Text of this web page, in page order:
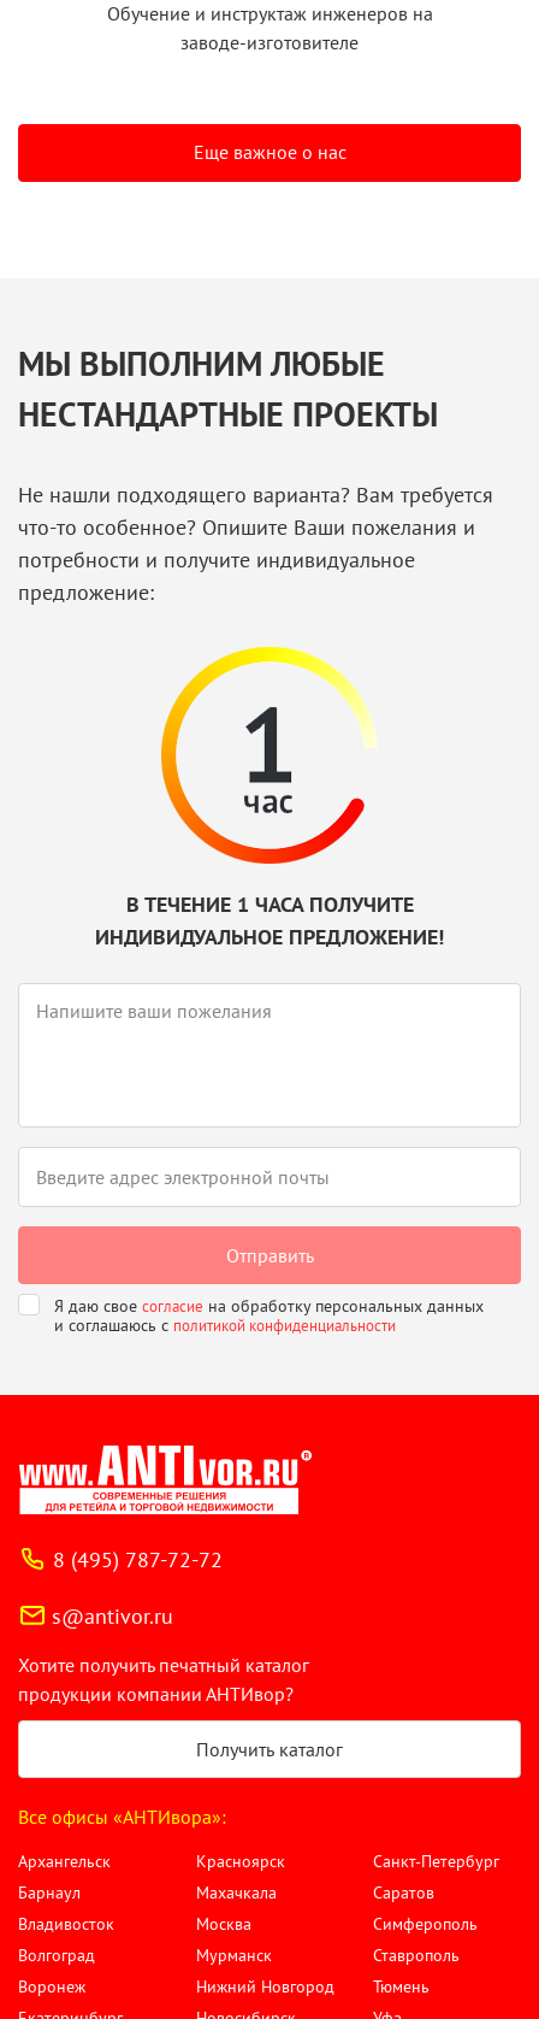
Обучение и инструктажинженеров на
заводе-изготовителе
Еще важное о нас
МЫ ВЫПОЛНИМ ЛЮБЫЕ
НЕСТАНДАРТНЫЕ ПРОЕКТЫ
Не нашли подходящего варианта? Вам требуется
что-то особенное? Опишите Ваши пожелания и
потребности и получите индивидуальное
предложение:
В ТЕЧЕНИЕ 1 ЧАСА ПОЛУЧИТЕ
ИНДИВИДУАЛЬНОЕ ПРЕДЛОЖЕНИЕ!
Я даю свое согласие на обработку персональных данных
и соглашаюсь с политикой конфиденциальности
8 (495) 787-72-72
s@antivor.ru
Хотите получить печатный каталог
продукции компании АНТИвор?
Получить каталог
Все офисы «АНТИвора»:
Архангельск
Барнаул
Владивосток
Волгоград
Воронеж
Красноярск
Махачкала
Москва
Мурманск
Нижний Новгород
Санкт-Петербург
Саратов
Симферополь
Ставрополь
Тюмень